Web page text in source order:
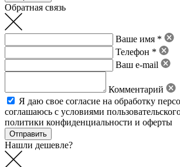
Обратная связь
Ваше имя *
Телефон *
Ваш e-mail
Комментарий
Я даю свое согласие на обработку
соглашаюсь с условиями
политики конфиденциальности и оферты
Нашли дешевле?